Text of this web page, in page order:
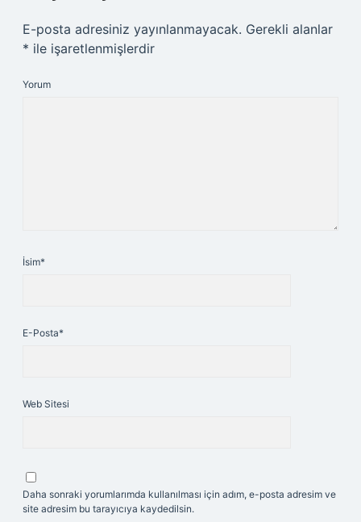
E-posta adresiniz yayınlanmayacak. Gerekli alanlar
* ile işaretlenmişlerdir
Yorum
İsim*
E-Posta*
Web Sitesi
Daha sonraki yorumlarımda kullanılması için adım, e-posta adresim ve
site adresim bu tarayıcıya kaydedilsin.